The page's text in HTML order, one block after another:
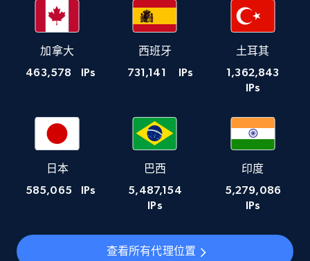
加拿大
463,578 IPs
西班牙
731,141 IPs
土耳其
1,362,843
IPs
日本
585,065 IPs
巴西
5,487,154
IPs
印度
5,279,086
IPs
查看所有代理位置